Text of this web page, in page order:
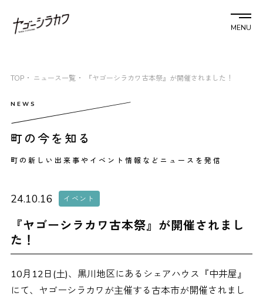
MENU
TOP ニュース一覧 『ヤゴーシラカワ古本祭』が開催されました！
町の今を知る
町の新しい出来事やイベント情報などニュースを発信
24.10.16 イベント
『ヤゴーシラカワ古本祭』が開催されまし
た！
10月12日(土)、黒川地区にあるシェアハウス『中井屋』
にて、ヤゴーシラカワが主催する古本市が開催されまし